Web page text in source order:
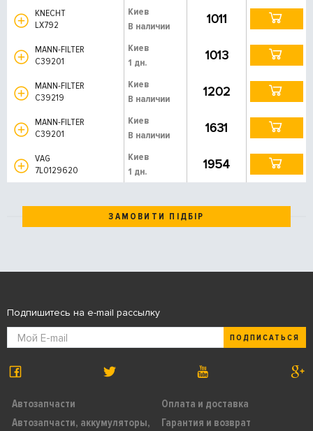
KNECHT
LX792
Киев
В наличии
1011
MANN-FILTER
C39201
Киев
1 дн.
1013
MANN-FILTER
C39219
Киев
В наличии
1202
MANN-FILTER
C39201
Киев
В наличии
1631
VAG
7L0129620
Киев
1 дн.
1954
ЗАМОВИТИ ПІДБІР
Автозапчасти
Автозапчасти, аккумуляторы,
Оплата и доставка
Гарантия и возврат
Подпишитесь на e-mail рассылку
ПОДПИСАТЬСЯ